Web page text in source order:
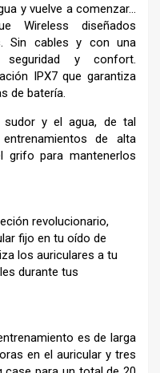
y vuelve a comenzar…
Wireless diseñados
Sin cables y con una
y confort.
IPX7 que garantiza
de batería.
sudor y el agua, de tal
de alta
grifo para mantenerlos
revolucionario,
fijo en tu oído de
los auriculares a tu
durante tus
es de larga
en el auricular y tres